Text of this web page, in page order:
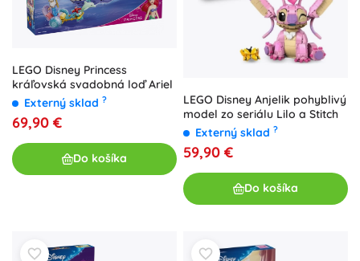
LEGO Disney Princess
kráľovská svadobná loď Ariel
Externý sklad ?
69,90 €
Do košíka
LEGO Disney Anjelik pohyblivý
model zo seriálu Lilo a Stitch
Externý sklad ?
59,90 €
Do košíka